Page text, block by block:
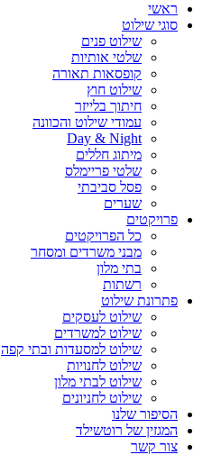
ראשי
סוגי שילוט
שילוט פנים
שלטי אותיות
קופסאות תאורה
שילוט חוץ
חיתוך בלייזר
עמודי שילוט והכוונה
Day & Night
מיתוג חללים
שלטי פריימלס
פסל סביבתי
שערים
פרויקטים
כל הפרויקטים
מבני משרדים ומסחר
בתי מלון
רשתות
פתרונת שילוט
שילוט לעסקים
שילוט למשרדים
שילוט למסעדות ובתי קפה
שילוט לחנויות
שילוט לבתי מלון
שילוט לחניונים
הסיפור שלנו
המגזין של רוטשילד
צור קשר